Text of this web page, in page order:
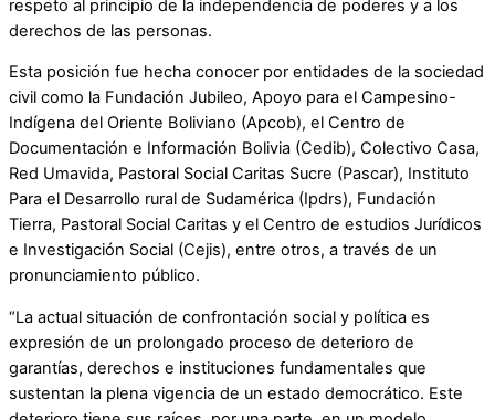
respeto al principio de la independencia de poderes y a los
derechos de las personas.
Esta posición fue hecha conocer por entidades de la sociedad
civil como la Fundación Jubileo, Apoyo para el Campesino-
Indígena del Oriente Boliviano (Apcob), el Centro de
Documentación e Información Bolivia (Cedib), Colectivo Casa,
Red Umavida, Pastoral Social Caritas Sucre (Pascar), Instituto
Para el Desarrollo rural de Sudamérica (Ipdrs), Fundación
Tierra, Pastoral Social Caritas y el Centro de estudios Jurídicos
e Investigación Social (Cejis), entre otros, a través de un
pronunciamiento público.
“La actual situación de confrontación social y política es
expresión de un prolongado proceso de deterioro de
garantías, derechos e instituciones fundamentales que
sustentan la plena vigencia de un estado democrático. Este